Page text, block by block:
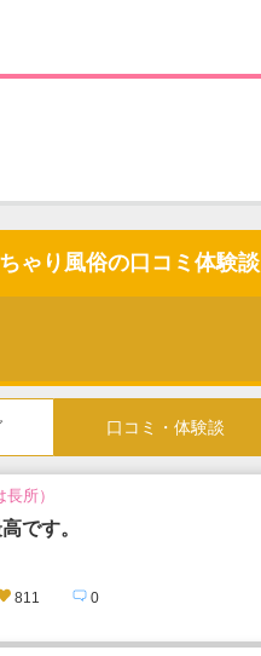
ゃり風俗の口コミ体験談
口コミ・体験談
所）
です。
811 0